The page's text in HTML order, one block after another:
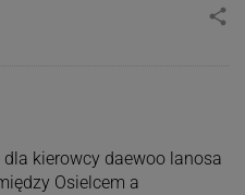
share
dla kierowcy daewoo lanosa
Osielcem a